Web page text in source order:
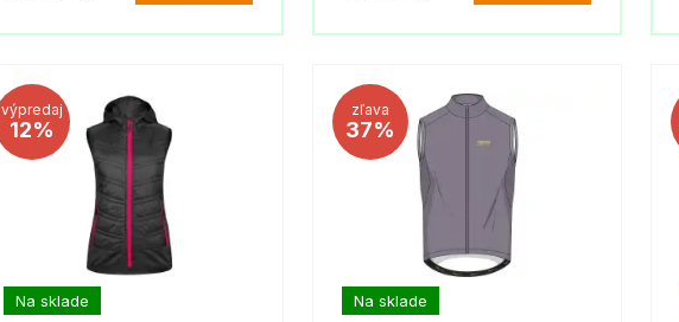
výpredaj
12%
Na sklade
zľava
37%
Na sklade